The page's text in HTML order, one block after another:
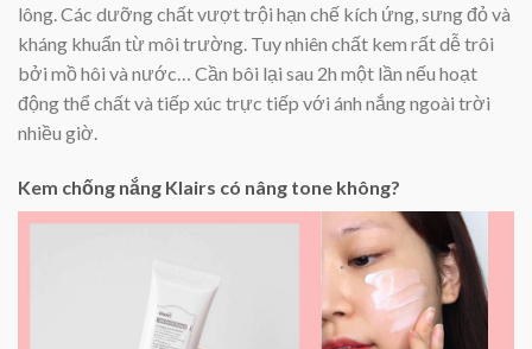
lông. Các dưỡng chất vượt trội hạn chế kích ứng, sưng đỏ và
kháng khuẩn từ môi trường. Tuy nhiên chất kem rất dễ trôi
bởi mồ hôi và nước… Cần bôi lại sau 2h một lần nếu hoạt
động thể chất và tiếp xúc trực tiếp với ánh nắng ngoài trời
nhiều giờ.
Kem chống nắng Klairs có nâng tone không?